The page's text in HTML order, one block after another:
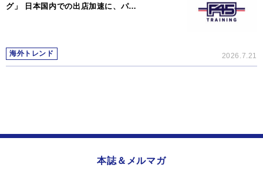
グ」 日本国内での出店加速に、パ…
海外トレンド 2026.7.21
本誌＆メルマガ